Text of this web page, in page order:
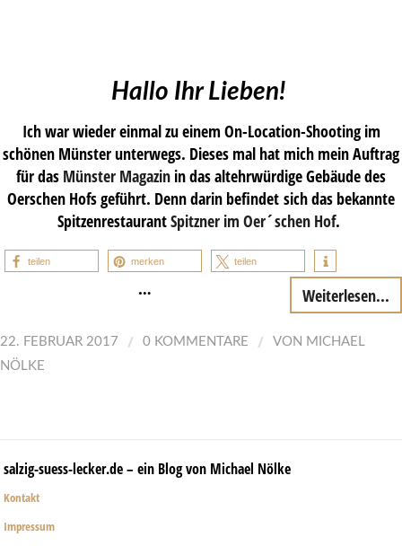
Hallo Ihr Lieben!
Ich war wieder einmal zu einem On-Location-Shooting im
schönen Münster unterwegs. Dieses mal hat mich mein Auftrag
für das Münster Magazin in das altehrwürdige Gebäude des
Oerschen Hofs geführt. Denn darin befindet sich das bekannte
SpitzenrestaurantSpitzner im Oer´schen Hof.
teilen merken teilen
… Weiterlesen...
22. FEBRUAR 2017 / 0 KOMMENTARE / VON MICHAEL
NÖLKE
salzig-suess-lecker.de – ein Blog von Michael Nölke
Kontakt
Impressum